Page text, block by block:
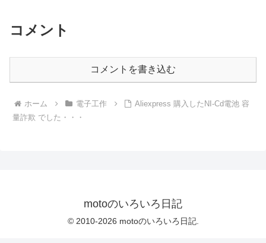
コメント
コメントを書き込む
ホーム 電子工作
Aliexpress 購入したNI-Cd電池 容
量詐欺 でした・・・
motoのいろいろ日記
© 2010-2026 motoのいろいろ日記.